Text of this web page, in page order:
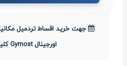
اورجینال Gymost کلیک کنید